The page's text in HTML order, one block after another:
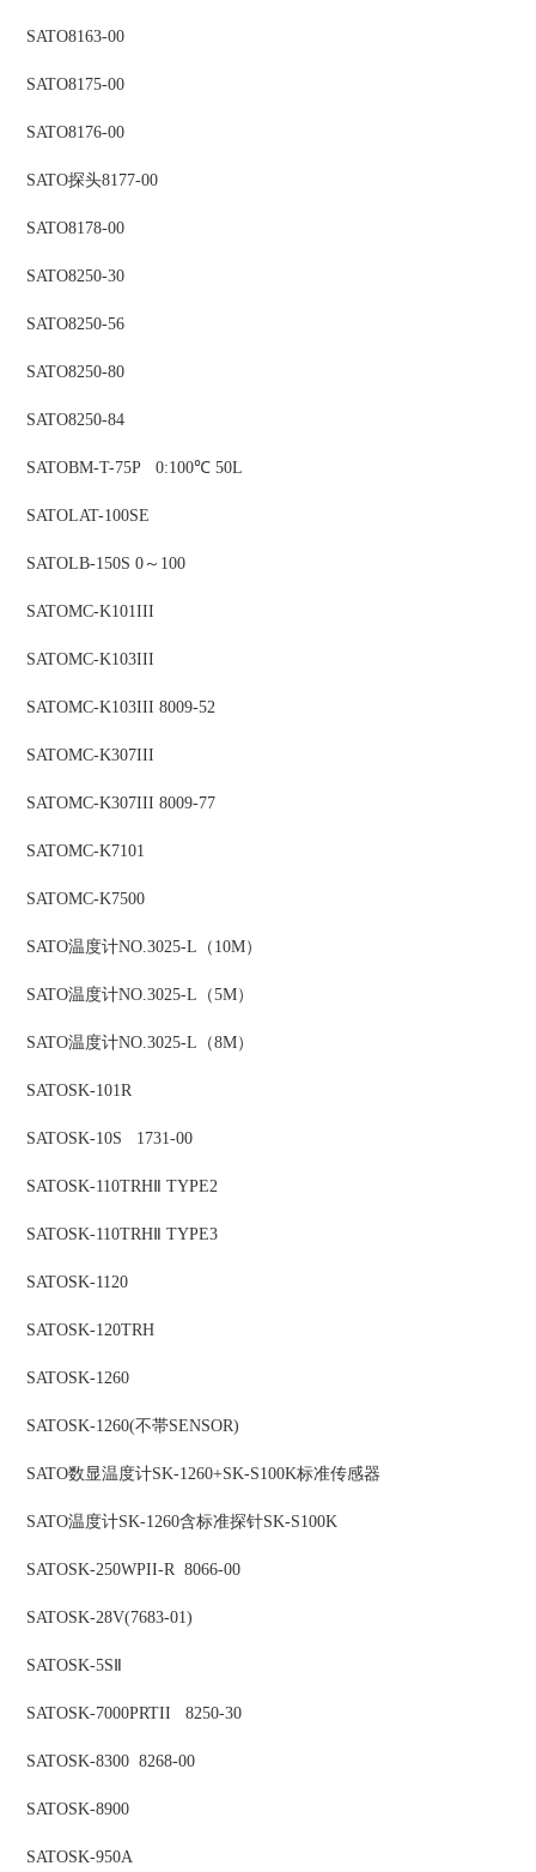
SATO8163-00
SATO8175-00
SATO8176-00
SATO探头8177-00
SATO8178-00
SATO8250-30
SATO8250-56
SATO8250-80
SATO8250-84
SATOBM-T-75P 0:100℃ 50L
SATOLAT-100SE
SATOLB-150S 0～100
SATOMC-K101III
SATOMC-K103III
SATOMC-K103III 8009-52
SATOMC-K307III
SATOMC-K307III 8009-77
SATOMC-K7101
SATOMC-K7500
SATO温度计NO.3025-L（10M）
SATO温度计NO.3025-L（5M）
SATO温度计NO.3025-L（8M）
SATOSK-101R
SATOSK-10S 1731-00
SATOSK-110TRHⅡ TYPE2
SATOSK-110TRHⅡ TYPE3
SATOSK-1120
SATOSK-120TRH
SATOSK-1260
SATOSK-1260(不帯SENSOR)
SATO数显温度计SK-1260+SK-S100K标准传感器
SATO温度计SK-1260含标准探针SK-S100K
SATOSK-250WPII-R 8066-00
SATOSK-28V(7683-01)
SATOSK-5SⅡ
SATOSK-7000PRTII 8250-30
SATOSK-8300 8268-00
SATOSK-8900
SATOSK-950A